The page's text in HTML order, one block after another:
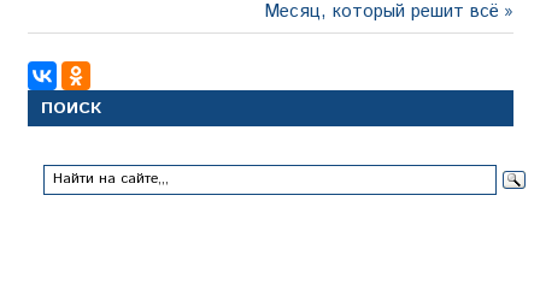
Следующая
запись:
Месяц, который решит всё
ПОИСК